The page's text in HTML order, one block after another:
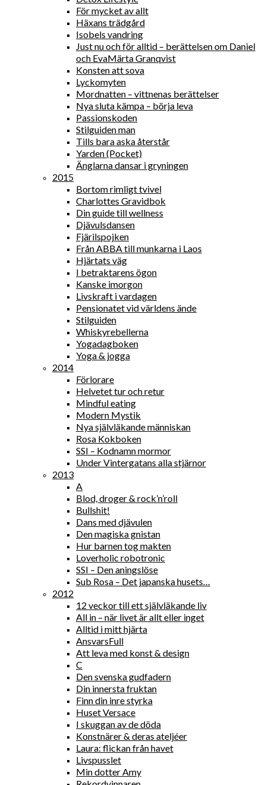
För mycket av allt
Häxans trädgård
Isobels vandring
Just nu och för alltid – berättelsen om Daniel
och EvaMärta Granqvist
Konsten att sova
Lyckomyten
Mordnatten – vittnenas berättelser
Nya sluta kämpa – börja leva
Passionskoden
Stilguiden man
Tills bara aska återstår
Yarden (Pocket)
Änglarna dansar i gryningen
2015
Bortom rimligt tvivel
Charlottes Gravidbok
Din guide till wellness
Djävulsdansen
Fjärilspojken
Från ABBA till munkarna i Laos
Hjärtats väg
I betraktarens ögon
Kanske imorgon
Livskraft i vardagen
Pensionatet vid världens ände
Stilguiden
Whiskyrebellerna
Yogadagboken
Yoga & jogga
2014
Förlorare
Helvetet tur och retur
Mindful eating
Modern Mystik
Nya självläkande människan
Rosa Kokboken
SSI – Kodnamn mormor
Under Vintergatans alla stjärnor
2013
A
Blod, droger & rock’n’roll
Bullshit!
Dans med djävulen
Den magiska gnistan
Hur barnen tog makten
Loverholic robotronic
SSI – Den aningslöse
Sub Rosa – Det japanska husets…
2012
12 veckor till ett självläkande liv
All in – när livet är allt eller inget
Alltid i mitt hjärta
AnsvarsFull
Att leva med konst & design
C
Den svenska gudfadern
Din innersta fruktan
Finn din inre styrka
Huset Versace
I skuggan av de döda
Konstnärer & deras ateljéer
Laura: flickan från havet
Livspusslet
Min dotter Amy